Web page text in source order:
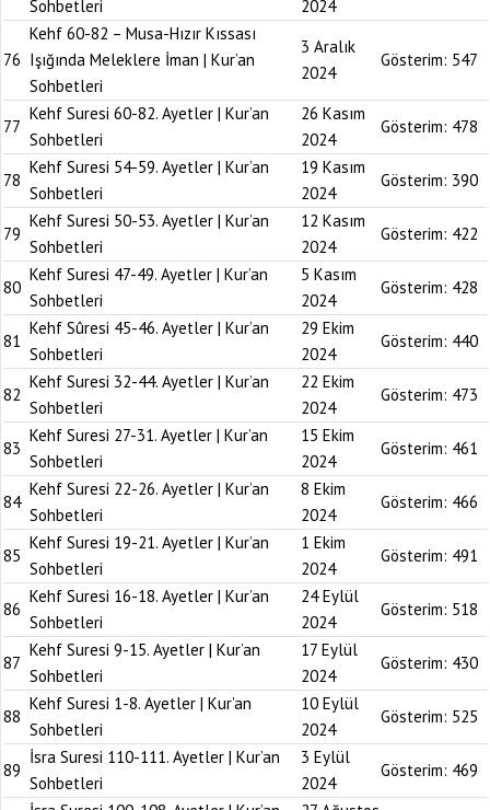
Sohbetleri
2024
76
Kehf 60-82 – Musa-Hızır Kıssası
Işığında Meleklere İman | Kur’an
Sohbetleri
3 Aralık
2024
Gösterim: 547
77
Kehf Suresi 60-82. Ayetler | Kur’an
Sohbetleri
26 Kasım
2024
Gösterim: 478
78
Kehf Suresi 54-59. Ayetler | Kur’an
Sohbetleri
19 Kasım
2024
Gösterim: 390
79
Kehf Suresi 50-53. Ayetler | Kur’an
Sohbetleri
12 Kasım
2024
Gösterim: 422
80
Kehf Suresi 47-49. Ayetler | Kur’an
Sohbetleri
5 Kasım
2024
Gösterim: 428
81
Kehf Sûresi 45-46. Ayetler | Kur’an
Sohbetleri
29 Ekim
2024
Gösterim: 440
82
Kehf Suresi 32-44. Ayetler | Kur’an
Sohbetleri
22 Ekim
2024
Gösterim: 473
83
Kehf Suresi 27-31. Ayetler | Kur’an
Sohbetleri
15 Ekim
2024
Gösterim: 461
84
Kehf Suresi 22-26. Ayetler | Kur’an
Sohbetleri
8 Ekim
2024
Gösterim: 466
85
Kehf Suresi 19-21. Ayetler | Kur’an
Sohbetleri
1 Ekim
2024
Gösterim: 491
86
Kehf Suresi 16-18. Ayetler | Kur’an
Sohbetleri
24 Eylül
2024
Gösterim: 518
87
Kehf Suresi 9-15. Ayetler | Kur’an
Sohbetleri
17 Eylül
2024
Gösterim: 430
88
Kehf Suresi 1-8. Ayetler | Kur’an
Sohbetleri
10 Eylül
2024
Gösterim: 525
89
İsra Suresi 110-111. Ayetler | Kur’an
Sohbetleri
3 Eylül
2024
Gösterim: 469